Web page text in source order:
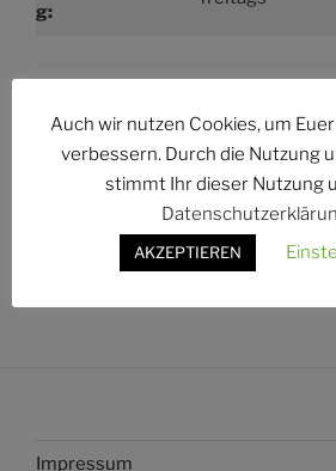
g:
E-Mail
Impressum
Auch wir nutzen Cookies, um
verbessern. Durch die Nutzung
stimmt Ihr dieser Nutzung
AKZEPTIEREN